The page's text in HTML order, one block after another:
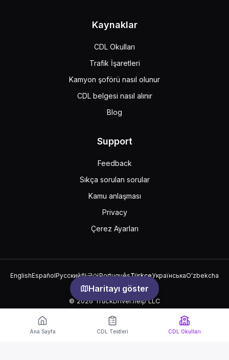
Haritayı göster
Kaynaklar
CDL Okulları
Trafik İşaretleri
Kamyon şoförü nasıl olunur
CDL belgesi nasıl alınır
Blog
Support
Feedback
Sıkça sorulan sorular
Kamu anlaşması
Privacy
Çerez Ayarları
EnglishEspañolРусский한국어PortuguêsTürkçeУкраїнськаOʻzbekcha
中文
العربية
© 2026 TruckDriver.help LLC
Platform, şirket tarafından sahiplenilmektedir ve devlet
kuruluşlarıyla ilişkili değildir.
Ana Sayfa CDL Testleri CDL Okulları